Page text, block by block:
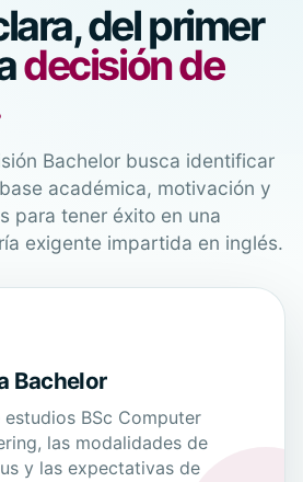
del primer
decisión de
Bachelor busca identificar
académica, motivación y
para tener éxito en una
exigente impartida en inglés.
Bachelor
estudios BSc Computer
las modalidades de
y las expectativas de